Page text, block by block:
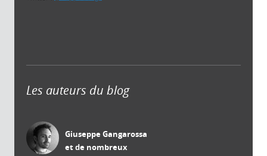
Les auteurs du blog
Giuseppe Gangarossa
et de nombreux